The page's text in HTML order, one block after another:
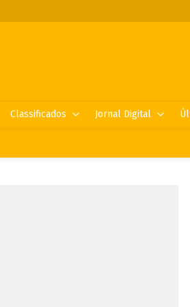
Classificados Jornal Digital